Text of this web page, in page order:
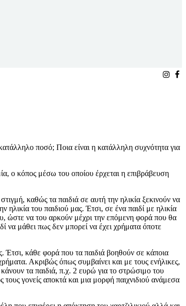
ποσό; Ποια είναι η κατάλληλη συχνότητα για
ο κόπος μέσω του οποίου έρχεται η επιβράβευση
καθώς τα παιδιά σε αυτή την ηλικία ξεκινούν να
του παιδιού μας. Έτσι, σε ένα παιδί με ηλικία
ώστε να του αρκούν μέχρι την επόμενη φορά που θα
να μάθει πως δεν μπορεί να έχει χρήματα όποτε
Έτσι, κάθε φορά που τα παιδιά βοηθούν σε κάποια
Ακριβώς όπως συμβαίνει και με τους ενήλικες,
τα παιδιά, π.χ. 2 ευρώ για το στρώσιμο του
γονείς αποκτά και μια μορφή παιχνιδιού ανάμεσα